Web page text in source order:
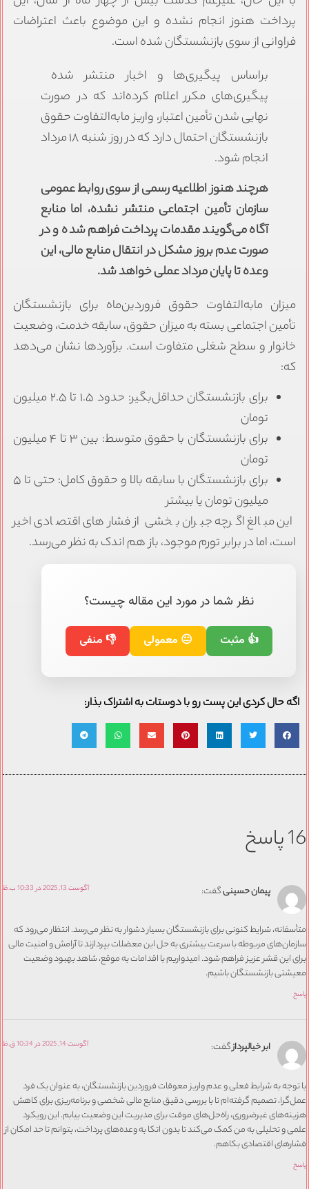
پرداخت هنوز انجام نشده و این موضوع باعث اعتراضات
فراوانی از سوی بازنشستگان شده است.
براساس پیگیری‌ها و اخبار منتشر شده
پیگیری‌های مکرر اعلام کرده‌اند که در صورت
نهایی شدن تأمین اعتبار، واریز مابه‌التفاوت حقوق
بازنشستگان احتمال دارد که در روز شنبه ۱۸ مرداد
انجام شود.
هرچند هنوز اطلاعیه رسمی از سوی روابط عمومی
سازمان تأمین اجتماعی منتشر نشده، اما منابع
آگاه می‌گویند مقدمات پرداخت فراهم شده و در
صورت عدم بروز مشکل در انتقال منابع مالی، این
وعده تا پایان مرداد عملی خواهد شد.
میزان مابه‌التفاوت حقوق فروردین‌ماه برای بازنشستگان
تأمین اجتماعی بسته به میزان حقوق، سابقه خدمت، وضعیت
خانوار و سطح شغلی متفاوت است. برآوردها نشان می‌دهد
که:
برای بازنشستگان حداقل‌بگیر: حدود ۱.۵ تا ۲.۵ میلیون
تومان
برای بازنشستگان با حقوق متوسط: بین ۳ تا ۴ میلیون
تومان
برای بازنشستگان با سابقه بالا و حقوق کامل: حتی تا ۵
میلیون تومان یا بیشتر
این مبالغ اگرچه جبران بخشی از فشارهای اقتصادی اخیر
است، اما در برابر تورم موجود، باز هم اندک به نظر می‌رسد.
نظر شما در مورد این مقاله چیست؟
👍 مثبت 😐 معمولی 👎 منفی
اگه حال کردی این پست رو با دوستات به اشتراک بذار:
16 پاسخ
پیمان حسینی گفت: آگوست 13, 2025 در 10:33 ب.ظ
متأسفانه، شرایط کنونی برای بازنشستگان بسیار دشوار به نظر می‌رسد. انتظار می‌رود که
سازمان‌های مربوطه با سرعت بیشتری به حل این معضلات بپردازند تا آرامش و امنیت مالی
برای این قشر عزیز فراهم شود. امیدواریم با اقدامات به موقع، شاهد بهبود وضعیت
معیشتی بازنشستگان باشیم.
پاسخ
ابر خیالپردازگفت: آگوست 14, 2025 در 10:34 ق.ظ
با توجه به شرایط فعلی و عدم واریز معوقات فروردین بازنشستگان، به عنوان یک فرد
عمل‌گرا، تصمیم گرفته‌ام تا با بررسی دقیق منابع مالی شخصی و برنامه‌ریزی برای کاهش
هزینه‌های غیرضروری، راه‌حل‌های موقت برای مدیریت این وضعیت بیابم. این رویکرد
علمی و تحلیلی به من کمک می‌کند تا بدون اتکا به وعده‌های پرداخت، بتوانم تا حد امکان از
فشارهای اقتصادی بکاهم.
پاسخ